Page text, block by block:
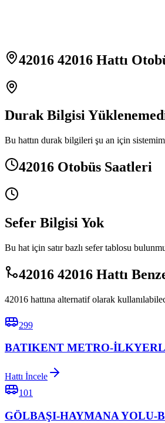
42016 42016 Hattı
Durak Bilgisi
Bu hattın durak bilgileri şu an için
42016 Otobüs Saatleri
Sefer Bilgisi Yok
Bu hat için satır bazlı sefer tablosu
42016 42016 Hattı
42016 hattına alternatif olarak
299
BATIKENT METRO-
Hattı İncele
101
GÖLBAŞI-HAYMANA YOLU-